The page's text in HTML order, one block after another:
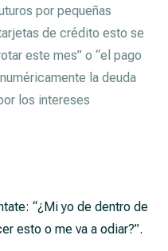
por pequeñas
de crédito esto se
este mes” o “el pago
la deuda
los intereses
“¿Mi yo de dentro de
esto o me va a odiar?”.